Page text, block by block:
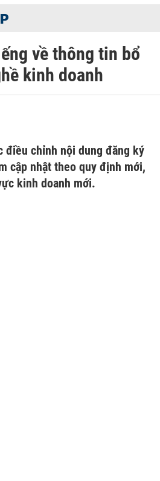
về thông tin bổ
kinh doanh
điều chỉnh nội dung đăng ký
cập nhật theo quy định mới,
kinh doanh mới.